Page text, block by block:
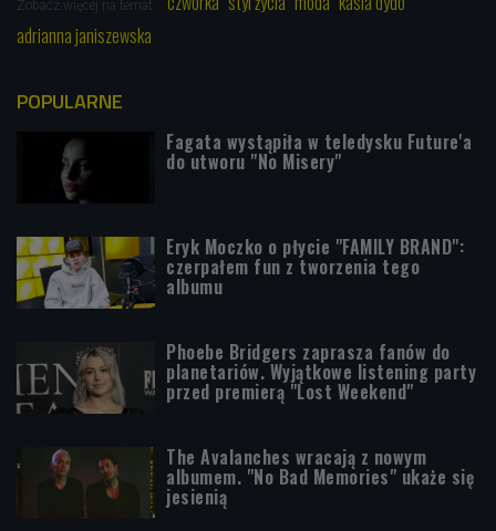
Zobacz więcej na temat:
adrianna janiszewska
POPULARNE
Fagata wystąpiła w teledysku Future'a
do utworu "No Misery"
Eryk Moczko o płycie "FAMILY BRAND":
czerpałem fun z tworzenia tego
albumu
Phoebe Bridgers zaprasza fanów do
planetariów. Wyjątkowe listening party
przed premierą "Lost Weekend"
The Avalanches wracają z nowym
albumem. "No Bad Memories" ukaże się
jesienią